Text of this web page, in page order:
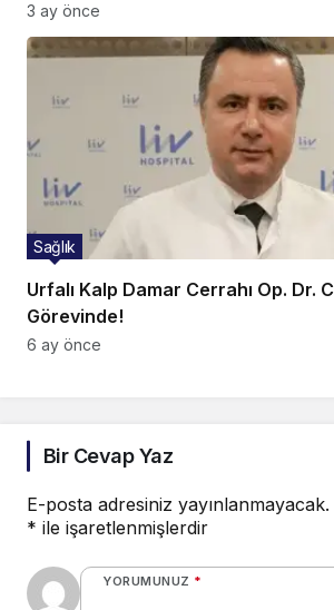
3 ay önce
Urfalı Kalp Damar Cerrahı Op. Dr.
Görevinde!
Sağlık
6 ay önce
Bir Cevap Yaz
E-posta adresiniz yayınlanmayacak.
* ile işaretlenmişlerdir
YORUMUNUZ *